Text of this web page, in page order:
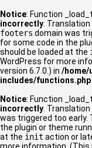
Notice: Function
incorrectly .
footers domain was
for some code in the
should be loaded at the
WordPress for more
version 6.7.0.) in /home/
includes/functions.php
Notice: Function
incorrectly .
was triggered too early.
the plugin or theme
at the init action or